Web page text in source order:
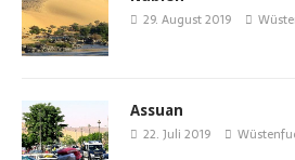
29. August 2019
Assuan
22. Juli 2019